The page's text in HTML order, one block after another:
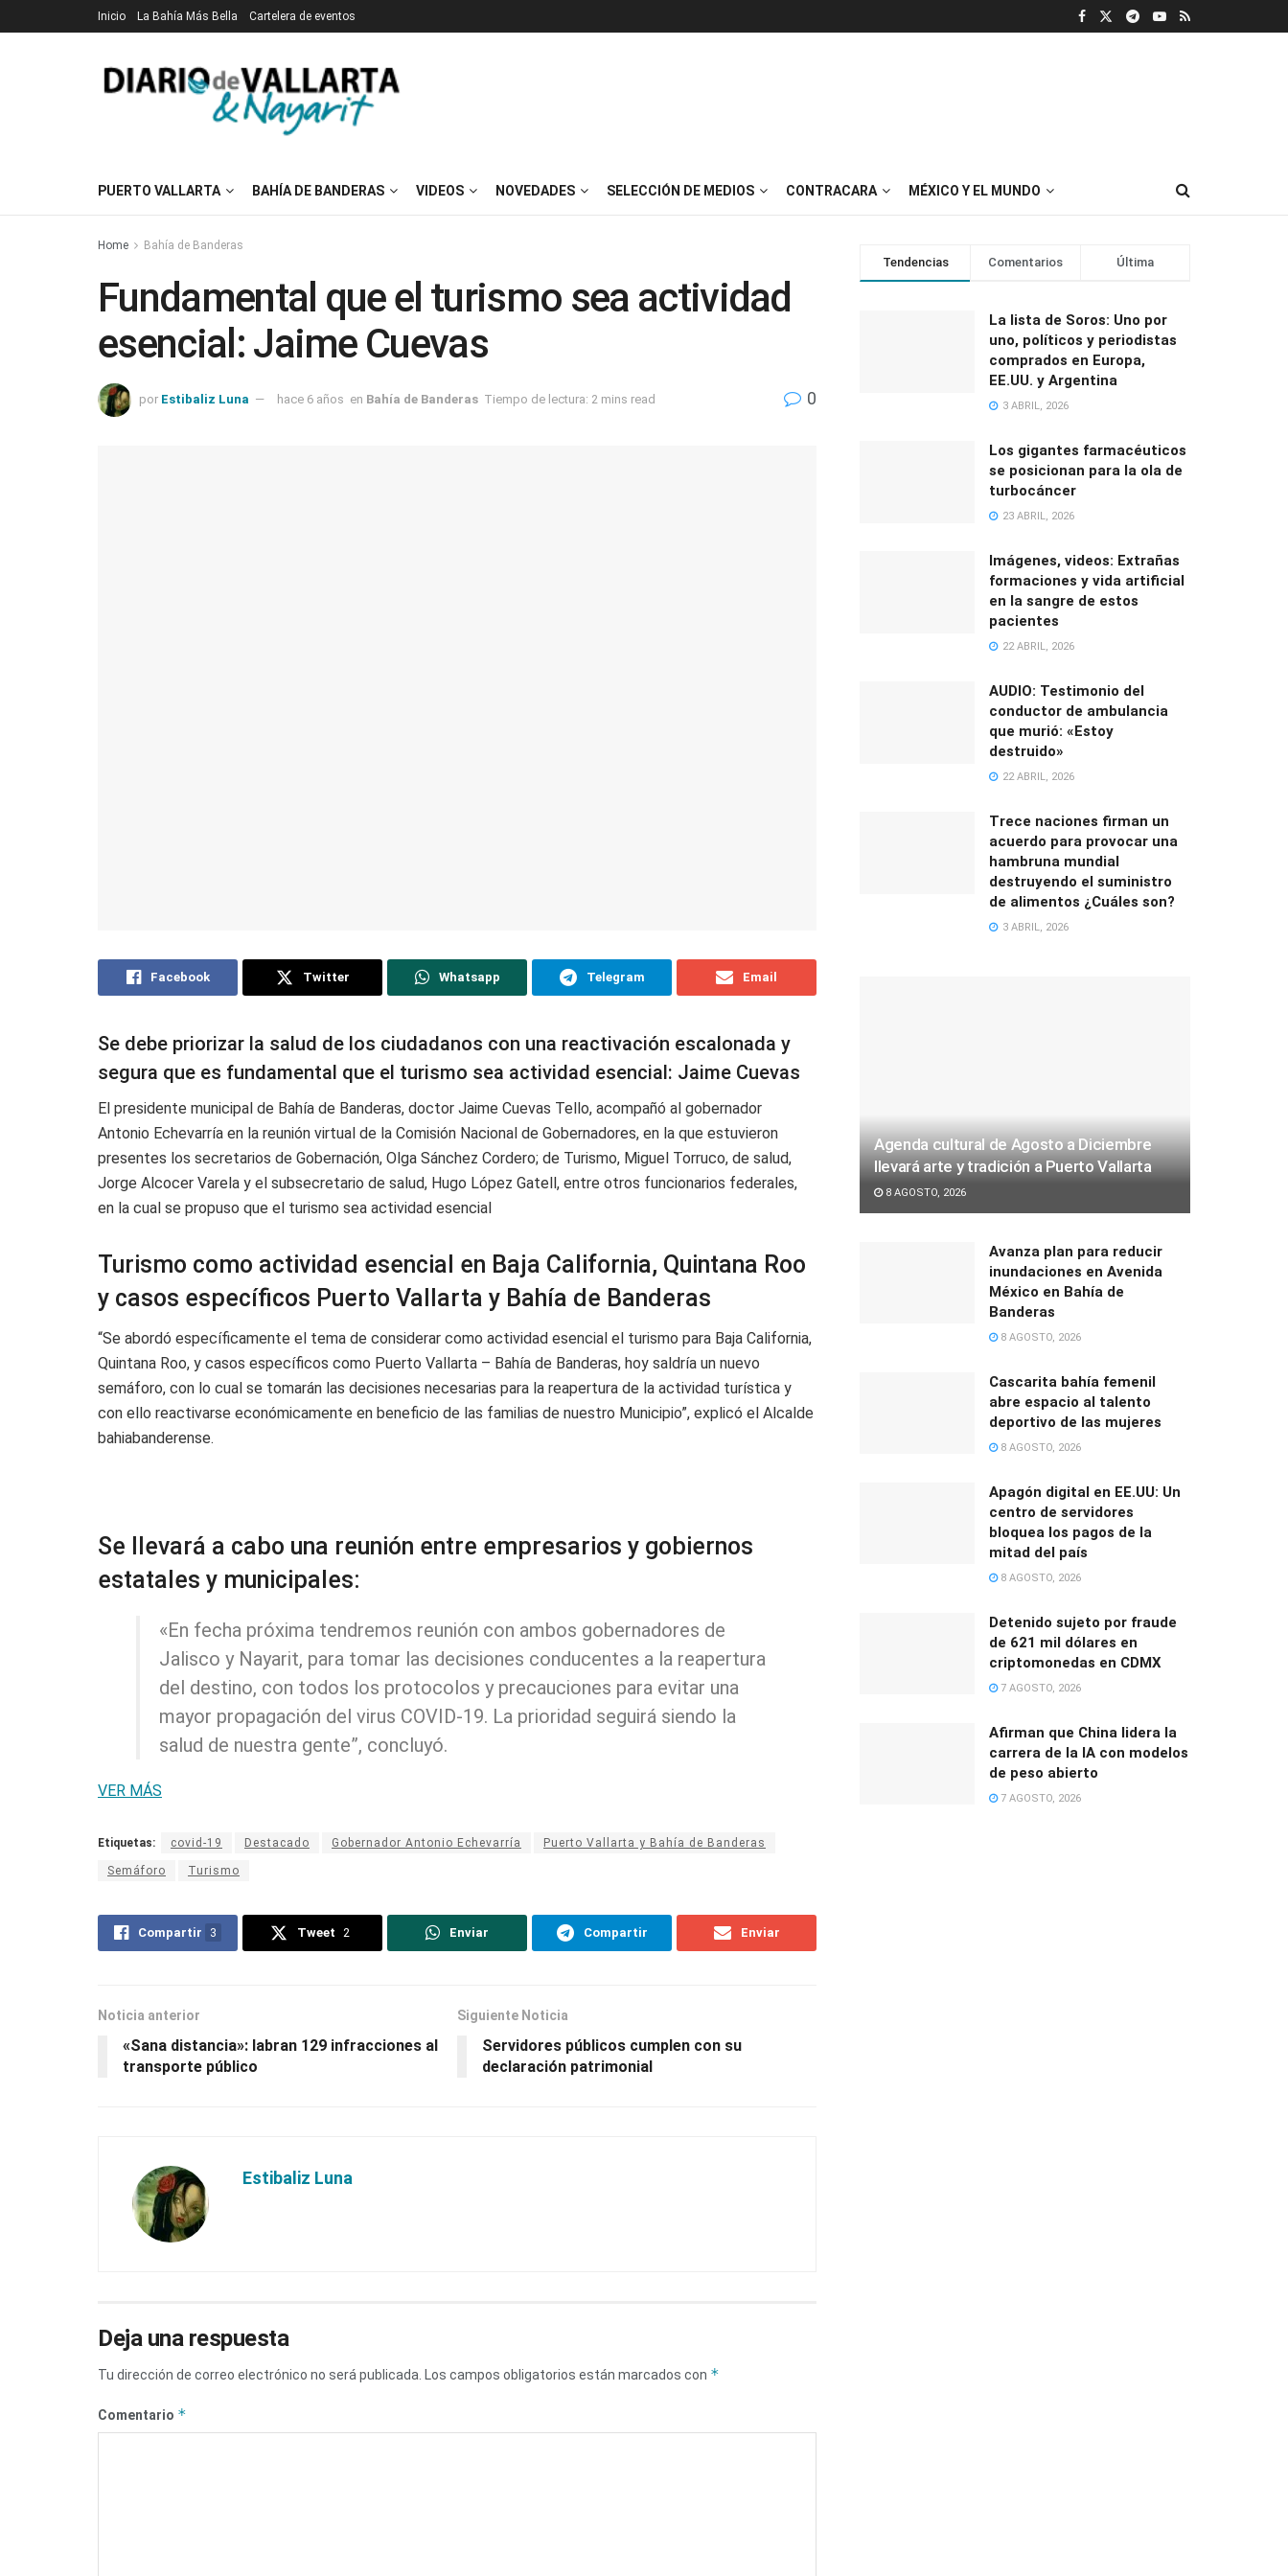
Inicio La Bahía Más Bella Cartelera de eventos
PUERTO VALLARTA BAHÍA DE BANDERAS VIDEOS NOVEDADES SELECCIÓN DE MEDIOS CONTRACARA MÉXICO Y EL MUNDO
Home Bahía de Banderas
Fundamental que el turismo sea actividad
esencial: Jaime Cuevas
por Estibaliz Luna hace 6 años en Bahía de Banderas Tiempo de lectura: 2 mins read 0
Facebook Twitter Whatsapp Telegram Email
Se debe priorizar la salud de los ciudadanos con una reactivación escalonada y
segura que es fundamental que el turismo sea actividad esencial: Jaime Cuevas
El presidente municipal de Bahía de Banderas, doctor Jaime Cuevas Tello, acompañó al gobernador
Antonio Echevarría en la reunión virtual de la Comisión Nacional de Gobernadores, en la que estuvieron
presentes los secretarios de Gobernación, Olga Sánchez Cordero; de Turismo, Miguel Torruco, de salud,
Jorge Alcocer Varela y el subsecretario de salud, Hugo López Gatell, entre otros funcionarios federales,
en la cual se propuso que el turismo sea actividad esencial
Turismo como actividad esencial en Baja California, Quintana Roo
y casos específicos Puerto Vallarta y Bahía de Banderas
“Se abordó específicamente el tema de considerar como actividad esencial el turismo para Baja California,
Quintana Roo, y casos específicos como Puerto Vallarta – Bahía de Banderas, hoy saldría un nuevo
semáforo, con lo cual se tomarán las decisiones necesarias para la reapertura de la actividad turística y
con ello reactivarse económicamente en beneficio de las familias de nuestro Municipio”, explicó el Alcalde
bahiabanderense.
Se llevará a cabo una reunión entre empresarios y gobiernos
estatales y municipales:
«En fecha próxima tendremos reunión con ambos gobernadores de
Jalisco y Nayarit, para tomar las decisiones conducentes a la reapertura
del destino, con todos los protocolos y precauciones para evitar una
mayor propagación del virus COVID-19. La prioridad seguirá siendo la
salud de nuestra gente”, concluyó.
VER MÁS
Etiquetas: covid-19 Destacado Gobernador Antonio Echevarría Puerto Vallarta y Bahía de Banderas
Semáforo Turismo
Compartir 3 Tweet 2 Enviar Compartir Enviar
Noticia anterior
«Sana distancia»: labran 129 infracciones al
transporte público
Siguiente Noticia
Servidores públicos cumplen con su
declaración patrimonial
Estibaliz Luna
Deja una respuesta
Tu dirección de correo electrónico no será publicada. Los campos obligatorios están marcados con *
Comentario *
Tendencias Comentarios Última
La lista de Soros: Uno por
uno, políticos y periodistas
comprados en Europa,
EE.UU. y Argentina
3 ABRIL, 2026
Los gigantes farmacéuticos
se posicionan para la ola de
turbocáncer
23 ABRIL, 2026
Imágenes, videos: Extrañas
formaciones y vida artificial
en la sangre de estos
pacientes
22 ABRIL, 2026
AUDIO: Testimonio del
conductor de ambulancia
que murió: «Estoy
destruido»
22 ABRIL, 2026
Trece naciones firman un
acuerdo para provocar una
hambruna mundial
destruyendo el suministro
de alimentos ¿Cuáles son?
3 ABRIL, 2026
Agenda cultural de Agosto a Diciembre
llevará arte y tradición a Puerto Vallarta
8 AGOSTO, 2026
Avanza plan para reducir
inundaciones en Avenida
México en Bahía de
Banderas
8 AGOSTO, 2026
Cascarita bahía femenil
abre espacio al talento
deportivo de las mujeres
8 AGOSTO, 2026
Apagón digital en EE.UU: Un
centro de servidores
bloquea los pagos de la
mitad del país
8 AGOSTO, 2026
Detenido sujeto por fraude
de 621 mil dólares en
criptomonedas en CDMX
7 AGOSTO, 2026
Afirman que China lidera la
carrera de la IA con modelos
de peso abierto
7 AGOSTO, 2026